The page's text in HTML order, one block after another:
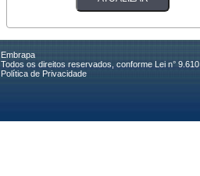
Embrapa
Todos os direitos reservados, conforme Lei n° 9.610
Política de Privacidade